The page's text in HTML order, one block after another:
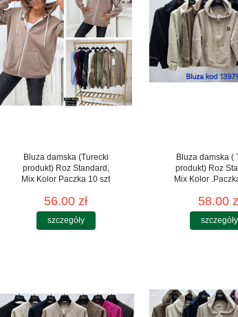
Bluza damska (Turecki
produkt) Roz Standard,
Mix Kolor Paczka 10 szt
56.00 zł
szczegóły
Bluza damska (
produkt) Roz
Mix Kolor
58.00
szczegóły